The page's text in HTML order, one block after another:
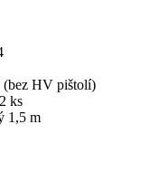
(bez HV pištolí)
ks
1,5 m